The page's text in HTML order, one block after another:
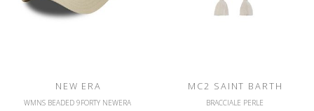
NEW ERA
WMNS BEADED 9FORTY NEWERA
MC2 SAINT BARTH
BRACCIALE PERLE